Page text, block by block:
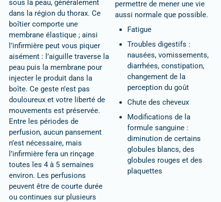
sous la peau, généralement
dans la région du thorax. Ce
boîtier comporte une
membrane élastique ; ainsi
l’infirmière peut vous piquer
aisément : l’aiguille traverse la
peau puis la membrane pour
injecter le produit dans la
boîte. Ce geste n’est pas
douloureux et votre liberté de
mouvements est préservée.
Entre les périodes de
perfusion, aucun pansement
n’est nécessaire, mais
l’infirmière fera un rinçage
toutes les 4 à 5 semaines
environ. Les perfusions
peuvent être de courte durée
ou continues sur plusieurs
permettre de mener une vie
aussi normale que possible.
Fatigue
Troubles digestifs :
nausées, vomissements,
diarrhées, constipation,
changement de la
perception du goût
Chute des cheveux
Modifications de la
formule sanguine :
diminution de certains
globules blancs, des
globules rouges et des
plaquettes